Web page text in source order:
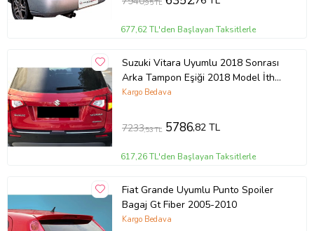
,95 TL
677,62 TL'den Başlayan Taksitlerle
Suzuki Vitara Uyumlu 2018 Sonrası
Arka Tampon Eşiği 2018 Model İthal
Üründür
Kargo Bedava
7233,53 TL 5786,82 TL
617,26 TL'den Başlayan Taksitlerle
Fiat Grande Uyumlu Punto Spoiler
Bagaj Gt Fiber 2005-2010
Kargo Bedava